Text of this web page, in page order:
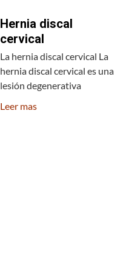
Hernia discal
cervical
La hernia discal cervical La
hernia discal cervical es una
lesión degenerativa
Leer mas